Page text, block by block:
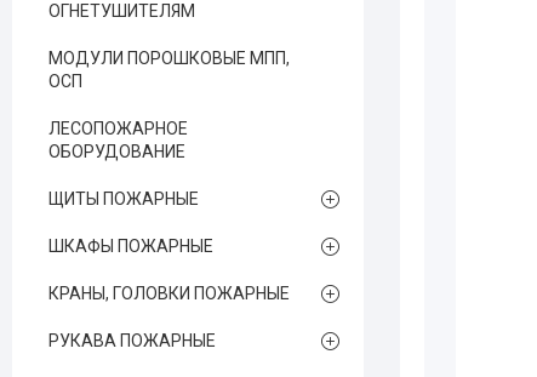
ОГНЕТУШИТЕЛЯМ
МОДУЛИ ПОРОШКОВЫЕ МПП,
ОСП
ЛЕСОПОЖАРНОЕ
ОБОРУДОВАНИЕ
ЩИТЫ ПОЖАРНЫЕ
ШКАФЫ ПОЖАРНЫЕ
КРАНЫ, ГОЛОВКИ ПОЖАРНЫЕ
РУКАВА ПОЖАРНЫЕ